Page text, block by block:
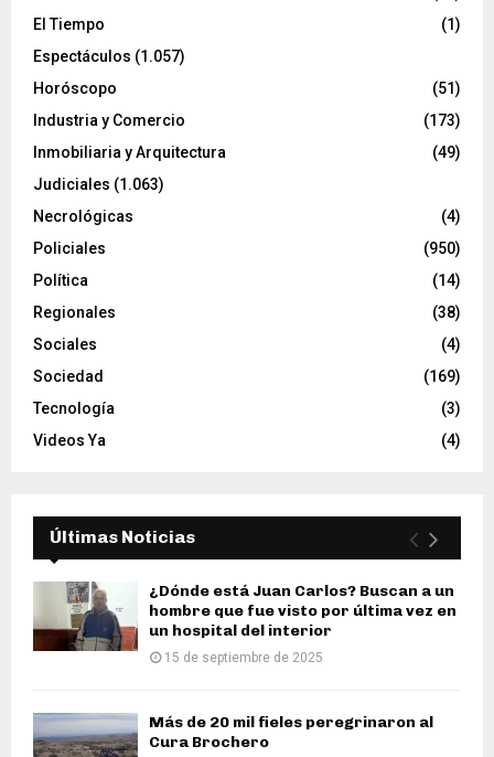
El Tiempo
(1)
Espectáculos (1.057)
Horóscopo
(51)
Industria y Comercio
(173)
Inmobiliaria y Arquitectura
(49)
Judiciales (1.063)
Necrológicas
(4)
Policiales
(950)
Política
(14)
Regionales
(38)
Sociales
(4)
Sociedad
(169)
Tecnología
(3)
Videos Ya
(4)
Últimas Noticias
¿Dónde está Juan Carlos? Buscan a un
hombre que fue visto por última vez en
un hospital del interior
15 de septiembre de 2025
Más de 20 mil fieles peregrinaron al
Cura Brochero